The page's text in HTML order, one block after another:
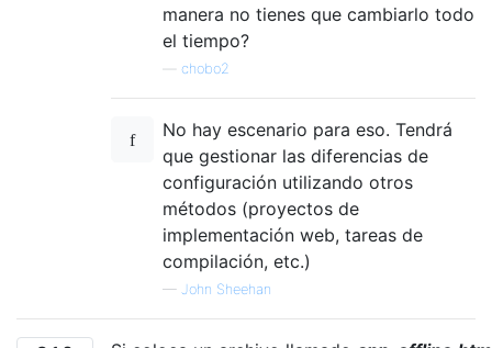
manera no tienes que cambiarlo todo
el tiempo?
chobo2
No hay escenario para eso. Tendrá
que gestionar las diferencias de
configuración utilizando otros
métodos (proyectos de
implementación web, tareas de
compilación, etc.)
— John Sheehan